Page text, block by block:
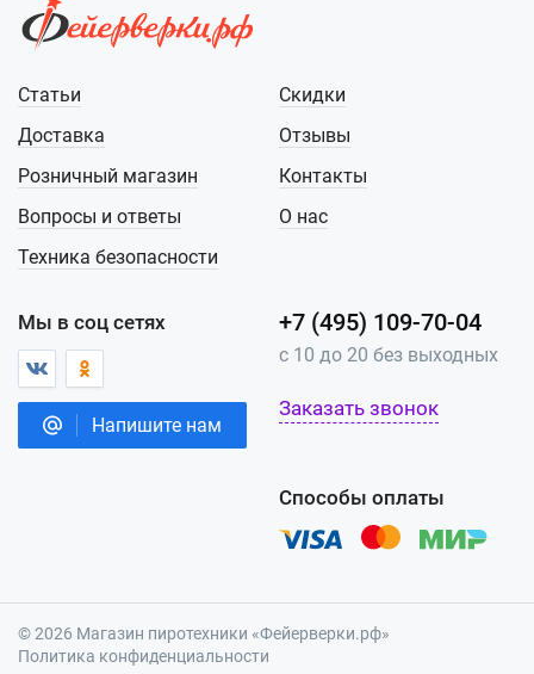
Статьи
Доставка
Розничный магазин
Вопросы и ответы
Техника безопасности
Скидки
Отзывы
Контакты
О нас
Мы в соц сетях
Напишите нам
+7 (495) 109-70-04
с 10 до 20 без выходных
Заказать звонок
Способы оплаты
© 2026 Магазин пиротехники «Фейерверки.рф»
Политика конфиденциальности